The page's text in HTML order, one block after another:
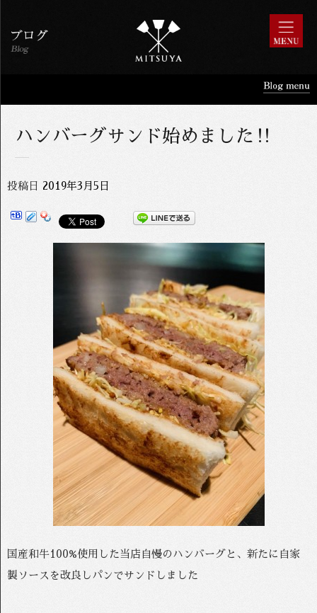
ハンバーグサンド始めました‼️
投稿日 2019年3月5日
国産和牛100%使用した当店自慢のハンバーグと、新たに自家
製ソースを改良しパンでサンドしました